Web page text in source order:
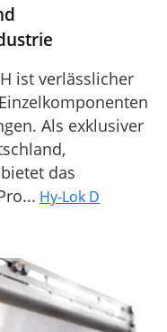
ist verlässlicher
Als exklusiver
das
Hy-Lok D